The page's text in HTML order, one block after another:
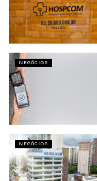
NEGÓCIOS
NEGÓCIOS